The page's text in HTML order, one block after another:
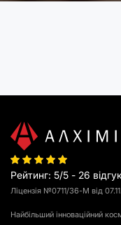
Рейтинг: 5/5 - 26
Ліцензія №0711/36-М від
Найбільший інноваційний